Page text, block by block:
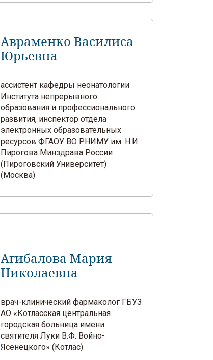
Авраменко Василиса
Юрьевна
ассистент кафедры неонатологии
Института непрерывного
образования и профессионального
развития, инспектор отдела
электронных образовательных
ресурсов ФГАОУ ВО РНИМУ им. Н.И.
Пирогова Минздрава России
(Пироговский Университет)
(Москва)
Агибалова Мария
Николаевна
врач-клинический фармаколог ГБУЗ
АО «Котласская центральная
городская больница имени
святителя Луки В.Ф. Войно-
Ясенецкого» (Котлас)